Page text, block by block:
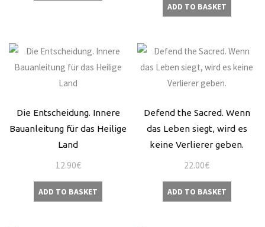
ADD TO BASKET
Die Entscheidung. Innere
Bauanleitung für das Heilige
Land
12.90€
ADD TO BASKET
Defend the Sacred. Wenn
das Leben siegt, wird es
keine Verlierer geben.
22.00€
ADD TO BASKET